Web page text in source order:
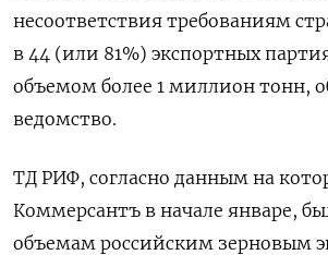
несоответствия требованиям
в 44 (или 81%) экспортных
объемом более 1 миллион тонн,
ведомство.
ТД РИФ, согласно данным на
Коммерсантъ в начале январе,
объемам российским зерновым